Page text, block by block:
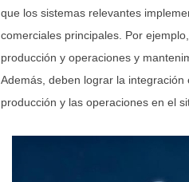
que los sistemas relevantes
comerciales principales. Por
producción y operaciones y
Además, deben lograr la
producción y las operaciones en el